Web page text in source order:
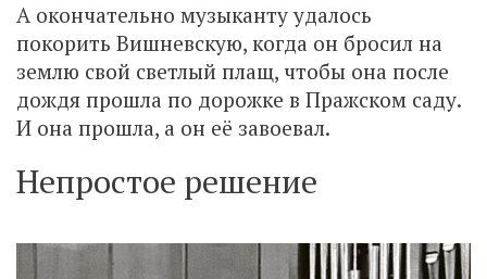
А окончательно музыканту удалось
покорить Вишневскую, когда он бросил на
землю свой светлый плащ, чтобы она после
дождя прошла по дорожке в Пражском саду.
И она прошла, а он её завоевал.
Непростое решение